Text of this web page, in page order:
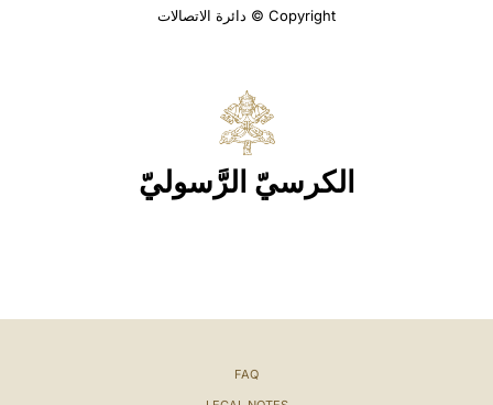
Copyright © دائرة الاتصالات
الكرسيّ الرَّسوليّ
FAQ